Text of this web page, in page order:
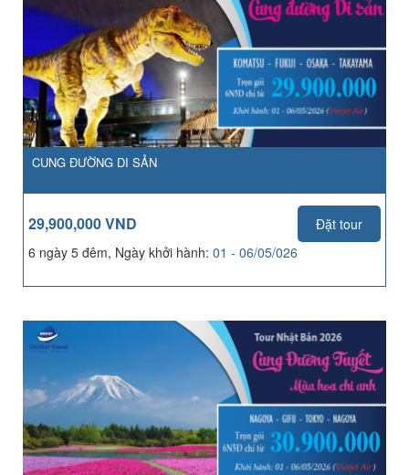
CUNG ĐƯỜNG DI SẢN
29,900,000 VND
Đặt tour
6 ngày 5 đêm, Ngày khởi hành: 01 - 06/05/026